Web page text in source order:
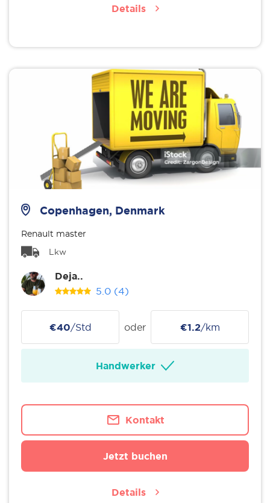
Details
Copenhagen, Denmark
Renault master
Lkw
Deja..
5.0 (4)
€40/Std oder €1.2/km
Handwerker
Kontakt
Jetzt buchen
Details